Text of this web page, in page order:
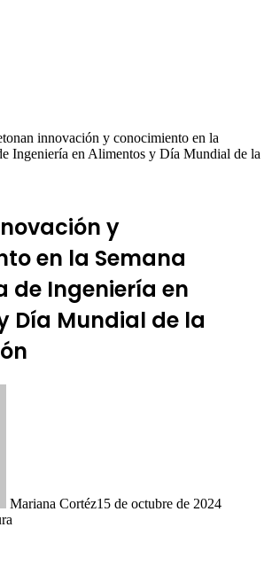
innovación y conocimiento en la
Ingeniería en Alimentos y Día Mundial de la
y
en la Semana
de Ingeniería en
Día Mundial de la
Mariana Cortéz15 de octubre de 2024